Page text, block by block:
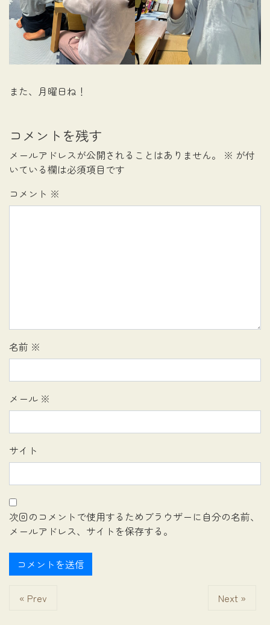
また、月曜日ね！
コメントを残す
メールアドレスが公開されることはありません。 ※ が付
いている欄は必須項目です
コメント ※
名前 ※
メール ※
サイト
次回のコメントで使用するためブラウザーに自分の名前、
メールアドレス、サイトを保存する。
« Prev Next »